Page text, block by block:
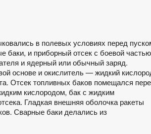
в полевых условиях перед
баки, и приборный отсек с боевой
и ядерный или обычный заряд.
основе и окислитель — жидкий
Отсек топливных баков помещался
кислородом, бак с жидким
Гладкая внешняя оболочка ракеты
Сварные баки делались из